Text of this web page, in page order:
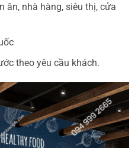
ăn, nhà hàng, siêu thị, cửa
theo yêu cầu khách.